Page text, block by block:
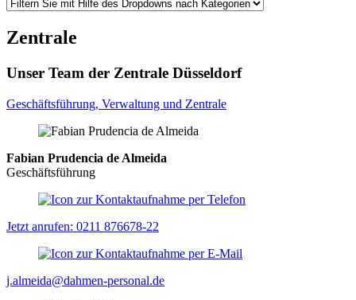
Zentrale
Unser Team der Zentrale Düsseldorf
Geschäftsführung, Verwaltung und Zentrale
Fabian Prudencia de Almeida
Geschäftsführung
Jetzt anrufen: 0211 876678-22
j.almeida@dahmen-personal.de